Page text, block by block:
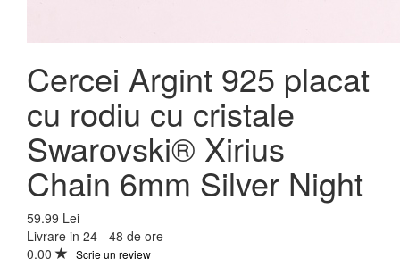
Cercei Argint 925 placat
cu rodiu cu cristale
Swarovski® Xirius
Chain 6mm Silver Night
59.99 Lei
Livrare in 24 - 48 de ore
0.00
Scrie un review